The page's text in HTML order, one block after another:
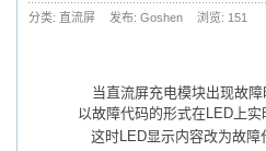
分类: 直流屏 发布: Goshen 浏览: 151
当直流屏充电模块出现故障
以故障代码的形式在LED上实
这时LED显示内容改为故